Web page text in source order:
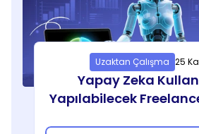
Uzaktan Çalışma 25
Yapay Zeka
Yapılabilecek